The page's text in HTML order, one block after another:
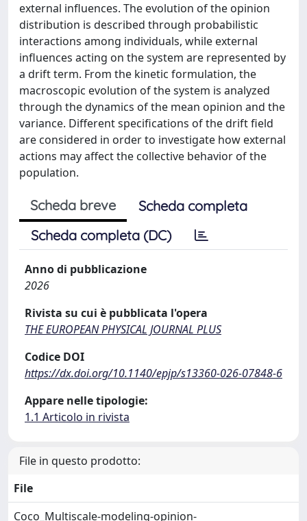
external influences. The evolution of the opinion
distribution is described through probabilistic
interactions among individuals, while external
influences acting on the system are represented by
a drift term. From the kinetic formulation, the
macroscopic evolution of the system is analyzed
through the dynamics of the mean opinion and the
variance. Different specifications of the drift field
are considered in order to investigate how external
actions may affect the collective behavior of the
population.
Scheda breve
Scheda completa
Scheda completa (DC)
Anno di pubblicazione
2026
Rivista su cui è pubblicata l'opera
THE EUROPEAN PHYSICAL JOURNAL PLUS
Codice DOI
https://dx.doi.org/10.1140/epjp/s13360-026-07848-6
Appare nelle tipologie:
1.1 Articolo in rivista
File in questo prodotto:
File
Coco_Multiscale-modeling-opinion-